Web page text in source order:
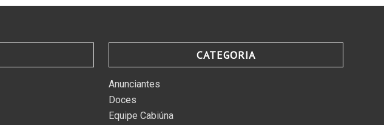
CATEGORIA
Anunciantes
Doces
Equipe Cabiúna